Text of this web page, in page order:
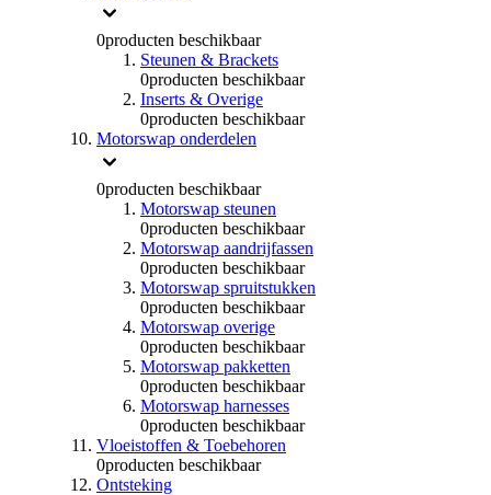
0producten beschikbaar
Steunen & Brackets
0producten beschikbaar
Inserts & Overige
0producten beschikbaar
Motorswap onderdelen
0producten beschikbaar
Motorswap steunen
0producten beschikbaar
Motorswap aandrijfassen
0producten beschikbaar
Motorswap spruitstukken
0producten beschikbaar
Motorswap overige
0producten beschikbaar
Motorswap pakketten
0producten beschikbaar
Motorswap harnesses
0producten beschikbaar
Vloeistoffen & Toebehoren
0producten beschikbaar
Ontsteking